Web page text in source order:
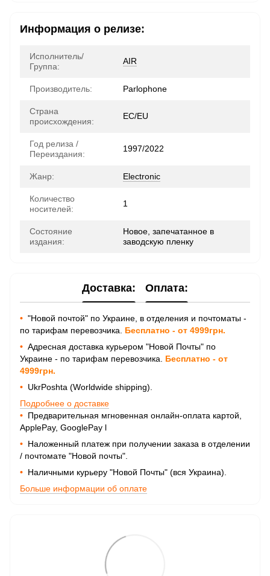
Информация о релизе:
Исполнитель/
Группа:
AIR
Производитель: Parlophone
Страна
происхождения:
ЕС/EU
Год релиза /
Переиздания:
1997/2022
Жанр: Electronic
Количество
носителей:
1
Состояние
издания:
Новое, запечатанное в
заводскую пленку
Доставка: Оплата:
• "Новой почтой" по Украине, в отделения и почтоматы -
по тарифам перевозчика. Бесплатно - от 4999грн.
• Адресная доставка курьером "Новой Почты" по
Украине - по тарифам перевозчика. Бесплатно - от
4999грн.
• UkrPoshta (Worldwide shipping).
Подробнее о доставке
• Предварительная мгновенная онлайн-оплата картой,
ApplePay, GooglePay l
• Наложенный платеж при получении заказа в отделении
/ почтомате "Новой почты".
• Наличными курьеру "Новой Почты" (вся Украина).
Больше информации об оплате